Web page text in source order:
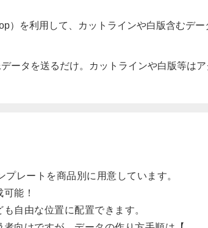
）を利用して、カットラインや白版含むデ
ータを送るだけ。カットラインや白版等はア
レートを商品別に用意しています。
能！
自由な位置に配置できます。